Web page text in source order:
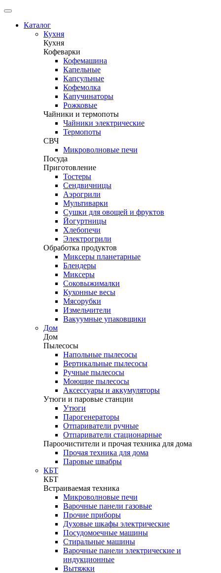
Каталог
Кухня
Кухня
Кофеварки
Кофемашина
Капельные
Капсульные
Кофемолка
Капучинаторы
Рожковые
Чайники и термопоты
Чайники электрические
Термопоты
СВЧ
Микроволновые печи
Посуда
Приготовление
Тостеры
Сендвичницы
Аэрогрили
Мультиварки
Сушки для овощей и фруктов
Йогуртницы
Хлебопечи
Электрогрили
Обработка продуктов
Миксеры планетарные
Блендеры
Миксеры
Соковыжималки
Кухонные весы
Мясорубки
Измельчители
Вакуумные упаковщики
Дом
Дом
Пылесосы
Напольные пылесосы
Вертикальные пылесосы
Ручные пылесосы
Моющие пылесосы
Аксессуары и аккумуляторы
Утюги и паровые станции
Утюги
Парогенераторы
Отпариватели ручные
Отпариватели стационарные
Пароочистители и прочая техника для дома
Прочая техника для дома
Паровые швабры
КБТ
КБТ
Встраиваемая техника
Микроволновые печи
Варочные панели газовые
Прочие приборы
Духовые шкафы электрические
Посудомоечные машины
Стиральные машины
Варочные панели электрические и
индукционные
Вытяжки